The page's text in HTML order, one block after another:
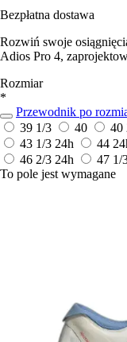
Bezpłatna dostawa
Rozwiń swoje
Adios Pro 4,
Rozmiar
*
Przewodnik po
39 1/3
40 40
43 1/3 24h 44
46 2/3 24h 47 1/
To pole jest wymagane